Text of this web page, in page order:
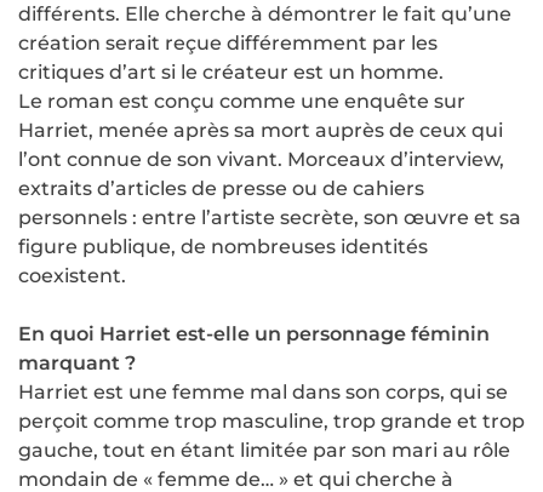
différents. Elle cherche à démontrer le fait qu’une
création serait reçue différemment par les
critiques d’art si le créateur est un homme.
Le roman est conçu comme une enquête sur
Harriet, menée après sa mort auprès de ceux qui
l’ont connue de son vivant. Morceaux d’interview,
extraits d’articles de presse ou de cahiers
personnels : entre l’artiste secrète, son œuvre et sa
figure publique, de nombreuses identités
coexistent.
En quoi Harriet est-elle un personnage féminin
marquant ?
Harriet est une femme mal dans son corps, qui se
perçoit comme trop masculine, trop grande et trop
gauche, tout en étant limitée par son mari au rôle
mondain de « femme de… » et qui cherche à